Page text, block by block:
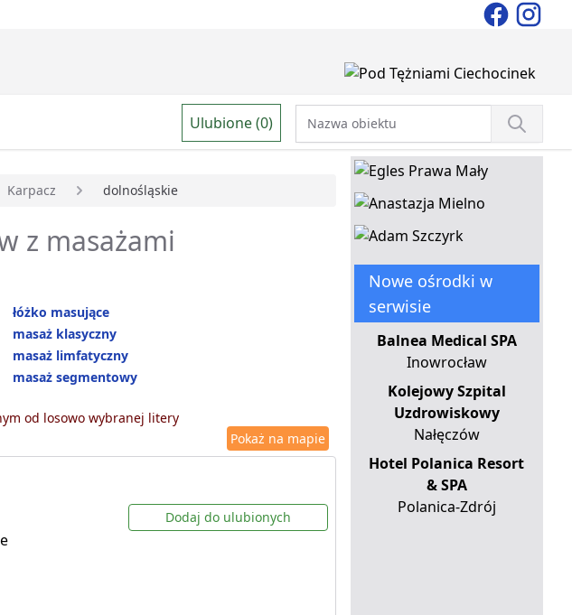
Ulubione (0)
Karpacz dolnośląskie
z masażami
łóżko masujące
masaż klasyczny
masaż limfatyczny
masaż segmentowy
od losowo wybranej litery
Pokaż na mapie
Dodaj do ulubionych
Nowe ośrodki w
serwisie
Balnea Medical SPA
Inowrocław
Kolejowy Szpital
Uzdrowiskowy
Nałęczów
Hotel Polanica Resort
& SPA
Polanica-Zdrój